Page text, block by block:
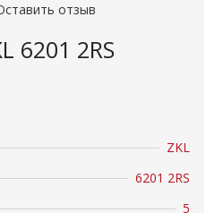
отзыв
6201 2RS
ZKL
6201 2RS
5